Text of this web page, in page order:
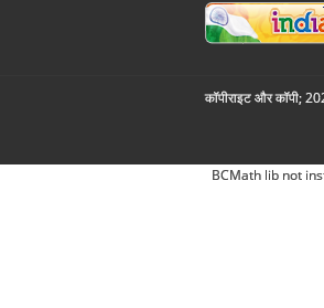
कॉपीराइट और कॉपी;
BCMath lib not